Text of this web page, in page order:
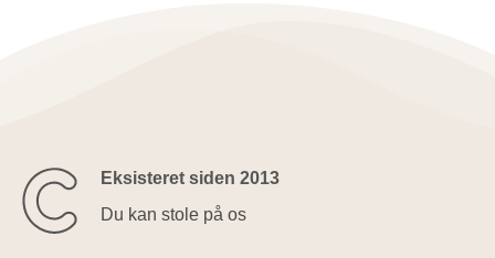
Eksisteret siden 2013
Du kan stole på os